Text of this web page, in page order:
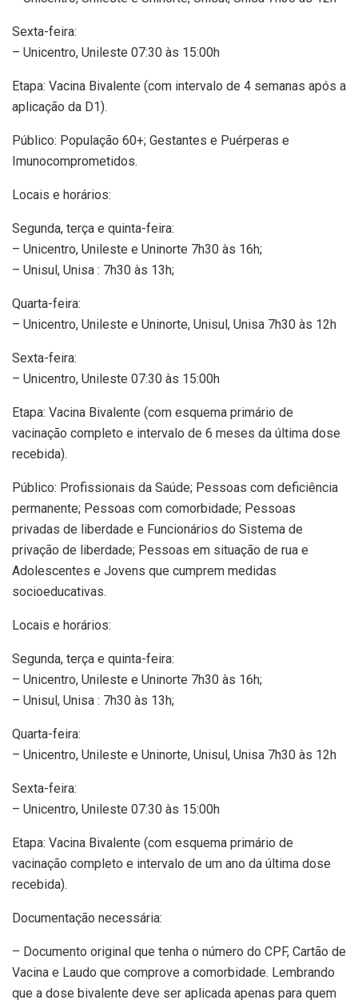
Sexta-feira:
– Unicentro, Unileste 07:30 às 15:00h
Etapa: Vacina Bivalente (com intervalo de 4 semanas após a
aplicação da D1).
Público: População 60+; Gestantes e Puérperas e
Imunocomprometidos.
Locais e horários:
Segunda, terça e quinta-feira:
– Unicentro, Unileste e Uninorte 7h30 às 16h;
– Unisul, Unisa : 7h30 às 13h;
Quarta-feira:
– Unicentro, Unileste e Uninorte, Unisul, Unisa 7h30 às 12h
Sexta-feira:
– Unicentro, Unileste 07:30 às 15:00h
Etapa: Vacina Bivalente (com esquema primário de
vacinação completo e intervalo de 6 meses da última dose
recebida).
Público: Profissionais da Saúde; Pessoas com deficiência
permanente; Pessoas com comorbidade; Pessoas
privadas de liberdade e Funcionários do Sistema de
privação de liberdade; Pessoas em situação de rua e
Adolescentes e Jovens que cumprem medidas
socioeducativas.
Locais e horários:
Segunda, terça e quinta-feira:
– Unicentro, Unileste e Uninorte 7h30 às 16h;
– Unisul, Unisa : 7h30 às 13h;
Quarta-feira:
– Unicentro, Unileste e Uninorte, Unisul, Unisa 7h30 às 12h
Sexta-feira:
– Unicentro, Unileste 07:30 às 15:00h
Etapa: Vacina Bivalente (com esquema primário de
vacinação completo e intervalo de um ano da última dose
recebida).
Documentação necessária:
– Documento original que tenha o número do CPF, Cartão de
Vacina e Laudo que comprove a comorbidade. Lembrando
que a dose bivalente deve ser aplicada apenas para quem